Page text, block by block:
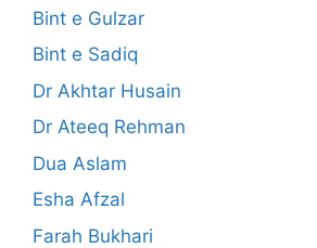
Bint e Gulzar
Bint e Sadiq
Dr Akhtar Husain
Dr Ateeq Rehman
Dua Aslam
Esha Afzal
Farah Bukhari